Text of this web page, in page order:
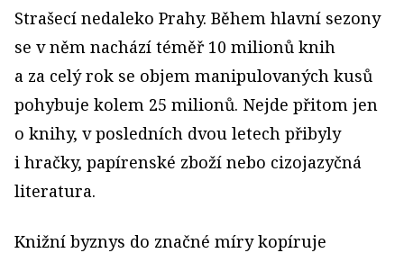
Strašecí nedaleko Prahy. Během hlavní sezony
se v něm nachází téměř 10 milionů knih
a za celý rok se objem manipulovaných kusů
pohybuje kolem 25 milionů. Nejde přitom jen
o knihy, v posledních dvou letech přibyly
i hračky, papírenské zboží nebo cizojazyčná
literatura.
Knižní byznys do značné míry kopíruje